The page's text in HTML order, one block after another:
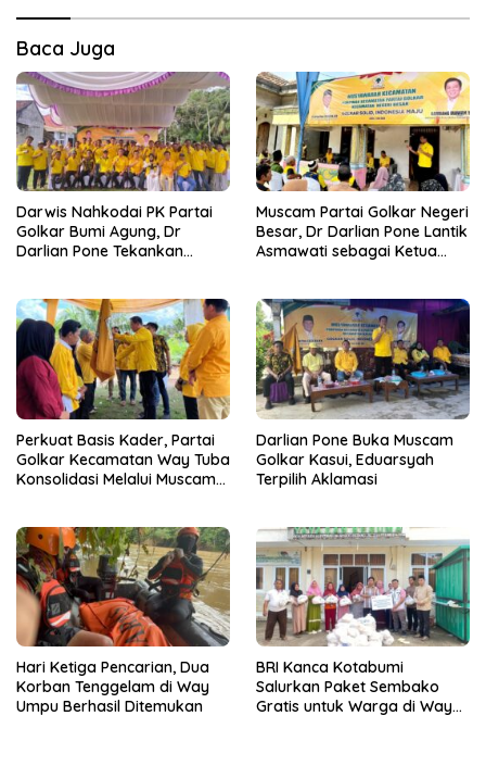
Baca Juga
Darwis Nahkodai PK Partai
Golkar Bumi Agung, Dr
Darlian Pone Tekankan
Muscam Partai Golkar Negeri
Besar, Dr Darlian Pone Lantik
Asmawati sebagai Ketua
Perkuat Basis Kader, Partai
Golkar Kecamatan Way Tuba
Konsolidasi Melalui Muscam
Darlian Pone Buka Muscam
Golkar Kasui, Eduarsyah
Terpilih Aklamasi
Hari Ketiga Pencarian, Dua
Korban Tenggelam di Way
Umpu Berhasil Ditemukan
BRI Kanca Kotabumi
Salurkan Paket Sembako
Gratis untuk Warga di Way